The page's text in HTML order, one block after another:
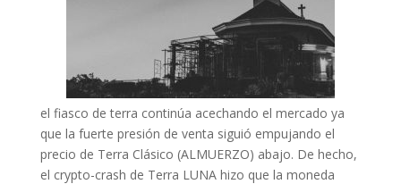
el fiasco de terra continúa acechando el mercado ya
que la fuerte presión de venta siguió empujando el
precio de Terra Clásico (ALMUERZO) abajo. De hecho,
el crypto-crash de Terra LUNA hizo que la moneda